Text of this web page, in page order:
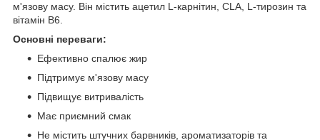
м'язову масу. Він містить ацетил L-карнітин, CLA, L-тирозин та
вітамін В6.
Основні переваги:
Ефективно спалює жир
Підтримує м'язову масу
Підвищує витривалість
Має приємний смак
Не містить штучних барвників, ароматизаторів та